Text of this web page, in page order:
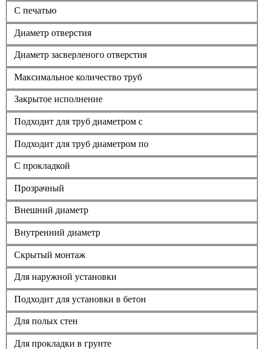
С печатью
Диаметр отверстия
Диаметр засверленого отверстия
Максимальное количество труб
Закрытое исполнение
Подходит для труб диаметром с
Подходит для труб диаметром по
С прокладкой
Прозрачный
Внешний диаметр
Внутренний диаметр
Скрытый монтаж
Для наружной установки
Подходит для установки в бетон
Для полых стен
Для прокладки в грунте